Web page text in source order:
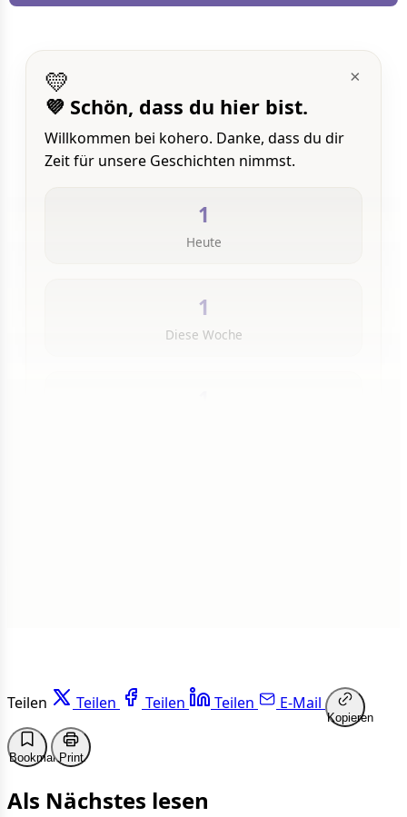
×
💛
💜 Schön, dass du hier bist.
Willkommen bei kohero. Danke, dass du dir
Zeit für unsere Geschichten nimmst.
1
Heute
1
Diese Woche
Teilen Teilen Teilen Teilen E-Mail
Kopieren
BookmarkPrint
Als Nächstes lesen